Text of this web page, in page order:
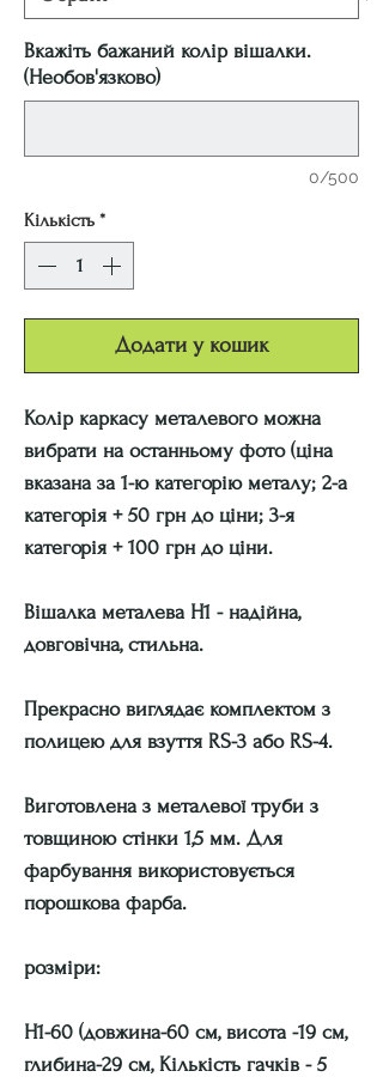
Вкажіть бажаний колір вішалки.
(Необов'язково)
0/500
Кількість *
Додати у кошик
Колір каркасу металевого можна
вибрати на останньому фото (ціна
вказана за 1-ю категорію металу; 2-а
категорія + 50 грн до ціни; 3-я
категорія + 100 грн до ціни.
Вішалка металева Н1 - надійна,
довговічна, стильна.
Прекрасно виглядає комплектом з
полицею для взуття RS-3 або RS-4.
Виготовлена з металевої труби з
товщиною стінки 1,5 мм. Для
фарбування використовується
порошкова фарба.
розміри:
H1-60 (довжина-60 см, висота -19 см,
глибина-29 см, Кількість гачків - 5